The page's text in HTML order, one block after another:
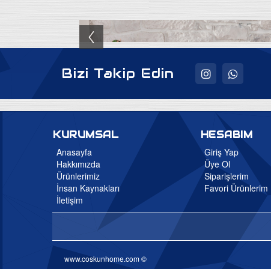
Bizi Takip Edin
KURUMSAL
Anasayfa
Hakkımızda
Ürünlerimiz
İnsan Kaynakları
İletişim
HESABIM
Giriş Yap
Üye Ol
Siparişlerim
Favori Ürünlerim
www.coskunhome.com ©